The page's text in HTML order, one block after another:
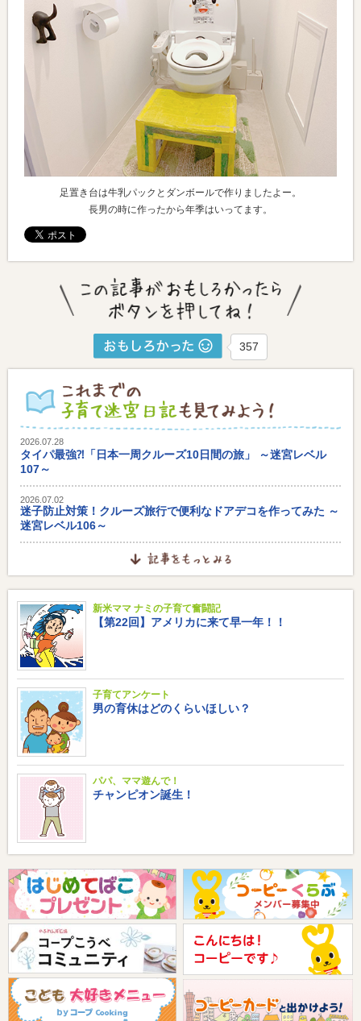
足置き台は牛乳パックとダンボールで作りましたよー。
長男の時に作ったから年季はいってます。
357
2026.07.28
タイパ最強⁈「日本一周クルーズ10日間の旅」 ～迷宮レベル
107～
2026.07.02
迷子防止対策！クルーズ旅行で便利なドアデコを作ってみた ～
迷宮レベル106～
新米ママ ナミの子育て奮闘記
【第22回】アメリカに来て早一年！！
子育てアンケート
男の育休はどのくらいほしい？
パパ、ママ遊んで！
チャンピオン誕生！